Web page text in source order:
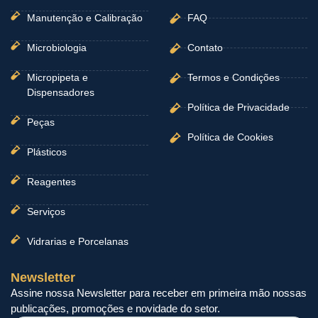
Manutenção e Calibração
Microbiologia
Micropipeta e
Dispensadores
Peças
Plásticos
Reagentes
Serviços
Vidrarias e Porcelanas
FAQ
Contato
Termos e Condições
Política de Privacidade
Política de Cookies
Newsletter
Assine nossa Newsletter para receber em primeira mão nossas
publicações, promoções e novidade do setor.